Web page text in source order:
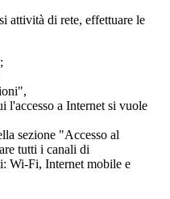
attività di rete, effettuare le
l'accesso a Internet si vuole
sezione "Accesso al
tutti i canali di
Wi-Fi, Internet mobile e